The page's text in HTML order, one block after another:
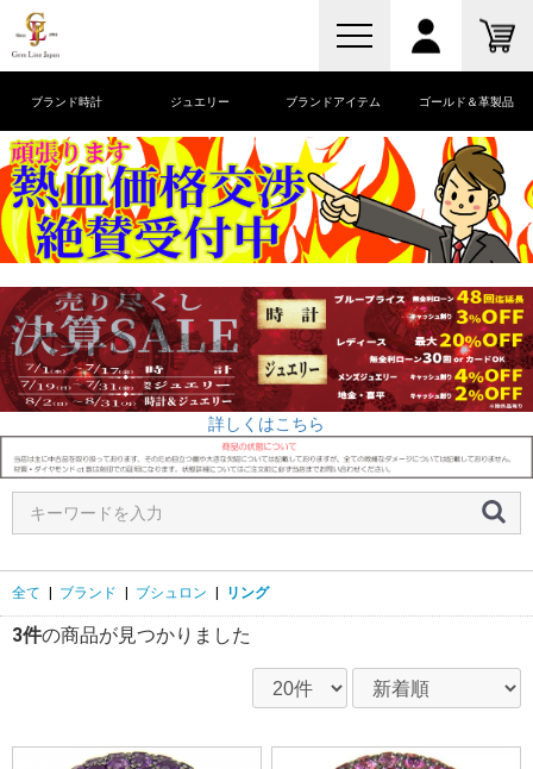
ブランド時計 ジュエリー ブランドアイテム ゴールド＆革製品
詳しくはこちら
全て ブランド ブシュロン リング
3件の商品が見つかりました